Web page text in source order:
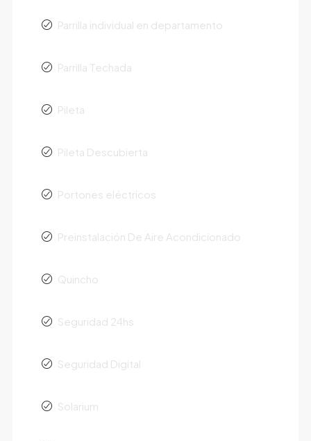
Parrilla individual en departamento
Parrilla Techada
Pileta
Pileta Descubierta
Portones eléctricos
Preinstalación De Aire Acondicionado
Quincho
Seguridad 24hs
Seguridad Digital
Solarium